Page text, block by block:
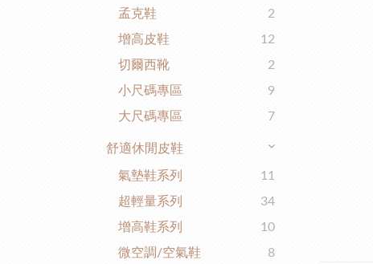
孟克鞋
2
增高皮鞋
12
切爾西靴
2
小尺碼專區
9
大尺碼專區
7
舒適休閒皮鞋
氣墊鞋系列
11
超輕量系列
34
增高鞋系列
10
微空調/空氣鞋
8